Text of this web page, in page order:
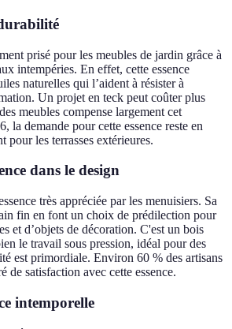
prisé pour les meubles de jardin grâce à
intempéries. En effet, cette essence
naturelles qui l’aident à résister à
Un projet en teck peut coûter plus
meubles compense largement cet
la demande pour cette essence reste en
pour les terrasses extérieures.
dans le design
très appréciée par les menuisiers. Sa
fin en font un choix de prédilection pour
et d’objets de décoration. C'est un bois
le travail sous pression, idéal pour des
est primordiale. Environ 60 % des artisans
de satisfaction avec cette essence.
intemporelle